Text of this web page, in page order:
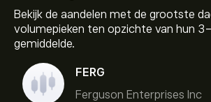
Bekijk de aandelen met de grootste
volumepieken ten opzichte van hun
gemiddelde.
FERG
Ferguson Enterprises Inc